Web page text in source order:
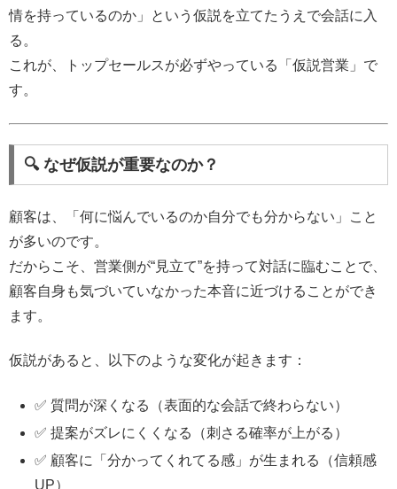
情を持っているのか」という仮説を立てたうえで会話に入
る。
これが、トップセールスが必ずやっている「仮説営業」で
す。
🔍 なぜ仮説が重要なのか？
顧客は、「何に悩んでいるのか自分でも分からない」こと
が多いのです。
だからこそ、営業側が“見立て”を持って対話に臨むことで、
顧客自身も気づいていなかった本音に近づけることができ
ます。
仮説があると、以下のような変化が起きます：
✅ 質問が深くなる（表面的な会話で終わらない）
✅ 提案がズレにくくなる（刺さる確率が上がる）
✅ 顧客に「分かってくれてる感」が生まれる（信頼感
UP）